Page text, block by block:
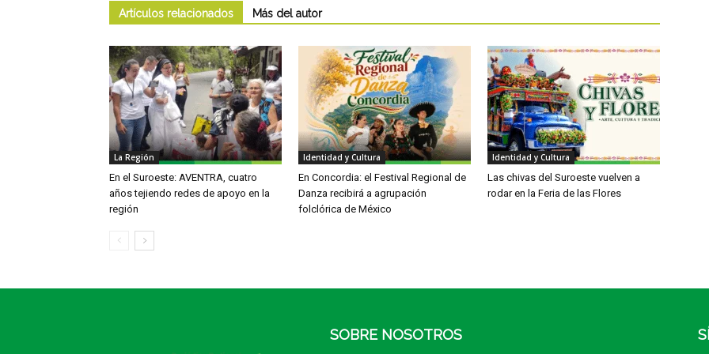
Artículos relacionados Más del autor
La Región
En el Suroeste: AVENTRA, cuatro
años tejiendo redes de apoyo en la
región
Identidad y Cultura
En Concordia: el Festival Regional de
Danza recibirá a agrupación
folclórica de México
Identidad y Cultura
Las chivas del Suroeste vuelven a
rodar en la Feria de las Flores
SOBRE NOSOTROS